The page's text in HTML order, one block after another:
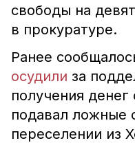
свободы на
в прокуратуре.
Ранее
осудили за
получения
подавал ложные
переселении из